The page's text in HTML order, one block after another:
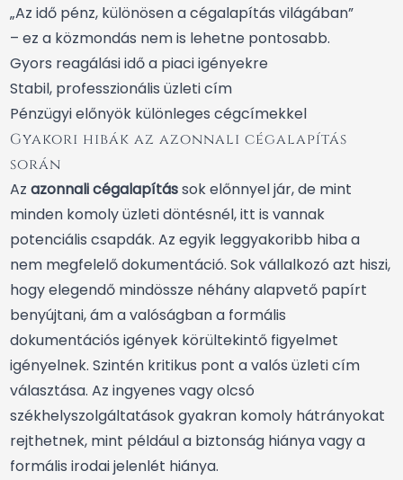
„Az idő pénz, különösen a cégalapítás világában”
– ez a közmondás nem is lehetne pontosabb.
Gyors reagálási idő a piaci igényekre
Stabil, professzionális üzleti cím
Pénzügyi előnyök különleges cégcímekkel
Gyakori hibák az azonnali cégalapítás
során
Az azonnali cégalapítássok előnnyel jár, de mint
minden komoly üzleti döntésnél, itt is vannak
potenciális csapdák. Az egyik leggyakoribb hiba a
nem megfelelő dokumentáció. Sok vállalkozó azt hiszi,
hogy elegendő mindössze néhány alapvető papírt
benyújtani, ám a valóságban a formális
dokumentációs igények körültekintő figyelmet
igényelnek. Szintén kritikus pont a valós üzleti cím
választása. Az ingyenes vagy olcsó
székhelyszolgáltatások gyakran komoly hátrányokat
rejthetnek, mint például a biztonság hiánya vagy a
formális irodai jelenlét hiánya.